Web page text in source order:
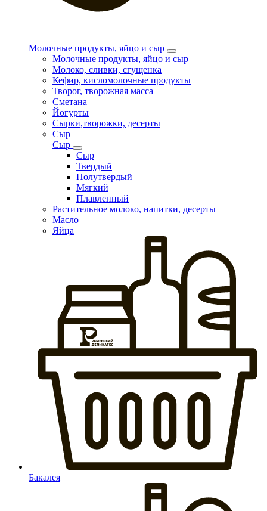
Молочные продукты, яйцо и сыр
Молочные продукты, яйцо и сыр
Молоко, сливки, сгущенка
Кефир, кисломолочные продукты
Творог, творожная масса
Сметана
Йогурты
Сырки,творожки, десерты
Сыр
Сыр
Сыр
Твердый
Полутвердый
Мягкий
Плавленный
Растительное молоко, напитки, десерты
Масло
Яйца
Бакалея